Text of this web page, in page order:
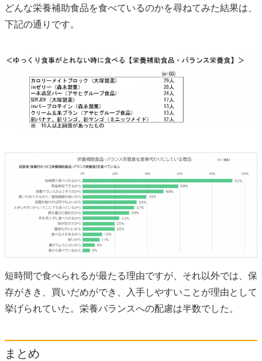
どんな栄養補助食品を食べているのかを尋ねてみた結果は、
下記の通りです。
短時間で食べられるが最たる理由ですが、それ以外では、保
存がきき、買いだめができ、入手しやすいことが理由として
挙げられていた。栄養バランスへの配慮は半数でした。
まとめ